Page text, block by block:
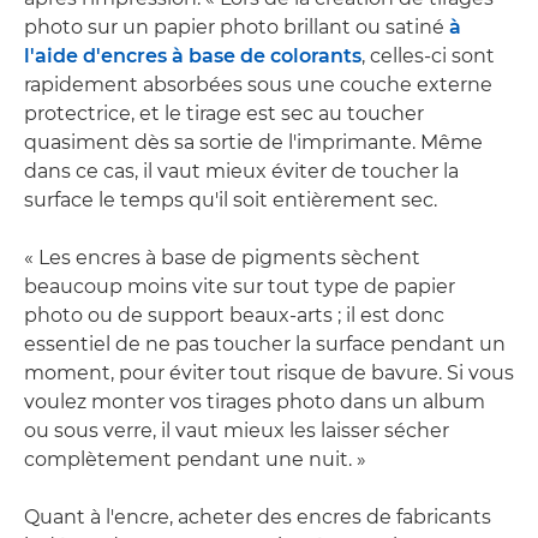
photo sur un papier photo brillant ou satiné à
l'aide d'encres à base de colorants, celles-ci sont
rapidement absorbées sous une couche externe
protectrice, et le tirage est sec au toucher
quasiment dès sa sortie de l'imprimante. Même
dans ce cas, il vaut mieux éviter de toucher la
surface le temps qu'il soit entièrement sec.
« Les encres à base de pigments sèchent
beaucoup moins vite sur tout type de papier
photo ou de support beaux-arts ; il est donc
essentiel de ne pas toucher la surface pendant un
moment, pour éviter tout risque de bavure. Si vous
voulez monter vos tirages photo dans un album
ou sous verre, il vaut mieux les laisser sécher
complètement pendant une nuit. »
Quant à l'encre, acheter des encres de fabricants